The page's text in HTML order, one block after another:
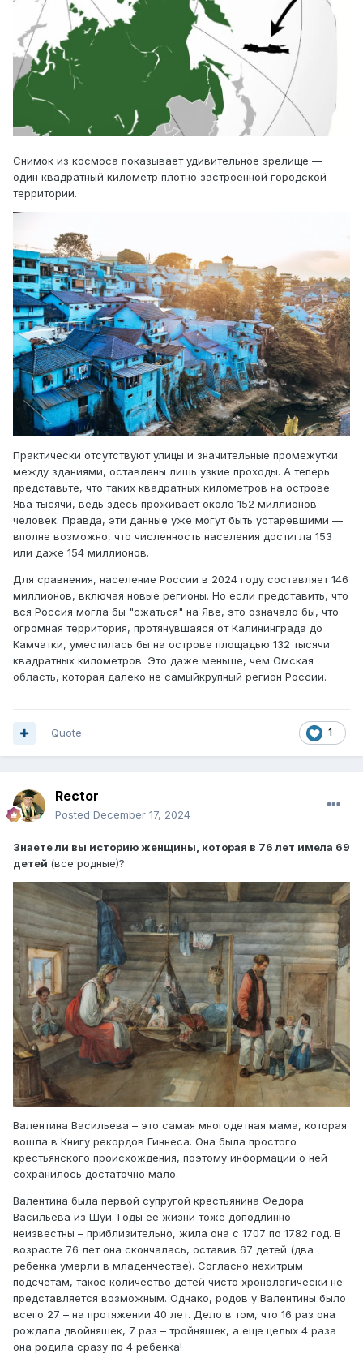
Снимок из космоса показывает удивительное зрелище —
один квадратный километр плотно застроенной городской
территории.
Практически отсутствуют улицы и значительные промежутки
между зданиями, оставлены лишь узкие проходы. А теперь
представьте, что таких квадратных километров на острове
Ява тысячи, ведь здесь проживает около 152 миллионов
человек. Правда, эти данные уже могут быть устаревшими —
вполне возможно, что численность населения достигла 153
или даже 154 миллионов.
Для сравнения, население России в 2024 году составляет 146
миллионов, включая новые регионы. Но если представить, что
вся Россия могла бы "сжаться" на Яве, это означало бы, что
огромная территория, протянувшаяся от Калининграда до
Камчатки, уместилась бы на острове площадью 132 тысячи
квадратных километров. Это даже меньше, чем Омская
область, которая далеко не самыйкрупный регион России.
1
Quote
Rector
Posted December 17, 2024
Знаете ли вы историю женщины, которая в 76 лет имела 69
детей (все родные)?
Валентина Васильева – это самая многодетная мама, которая
вошла в Книгу рекордов Гиннеса. Она была простого
крестьянского происхождения, поэтому информации о ней
сохранилось достаточно мало.
Валентина была первой супругой крестьянина Федора
Васильева из Шуи. Годы ее жизни тоже доподлинно
неизвестны – приблизительно, жила она с 1707 по 1782 год. В
возрасте 76 лет она скончалась, оставив 67 детей (два
ребенка умерли в младенчестве). Согласно нехитрым
подсчетам, такое количество детей чисто хронологически не
представляется возможным. Однако, родов у Валентины было
всего 27 – на протяжении 40 лет. Дело в том, что 16 раз она
рождала двойняшек, 7 раз – тройняшек, а еще целых 4 раза
она родила сразу по 4 ребенка!